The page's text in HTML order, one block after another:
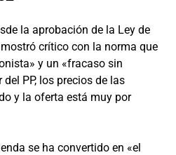
la aprobación de la Ley de
crítico con la norma que
y un «fracaso sin
PP, los precios de las
y la oferta está muy por
se ha convertido en «el